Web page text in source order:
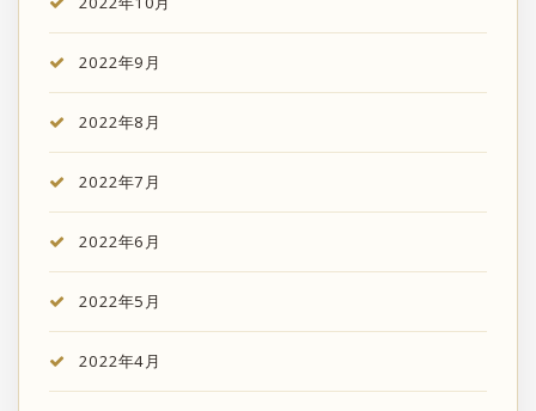
2022年9月
2022年8月
2022年7月
2022年6月
2022年5月
2022年4月